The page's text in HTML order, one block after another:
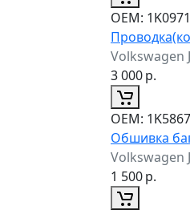
ОЕМ:
Volkswagen
3 000р.
ОЕМ:
Обшивка
Volkswagen
1 500р.